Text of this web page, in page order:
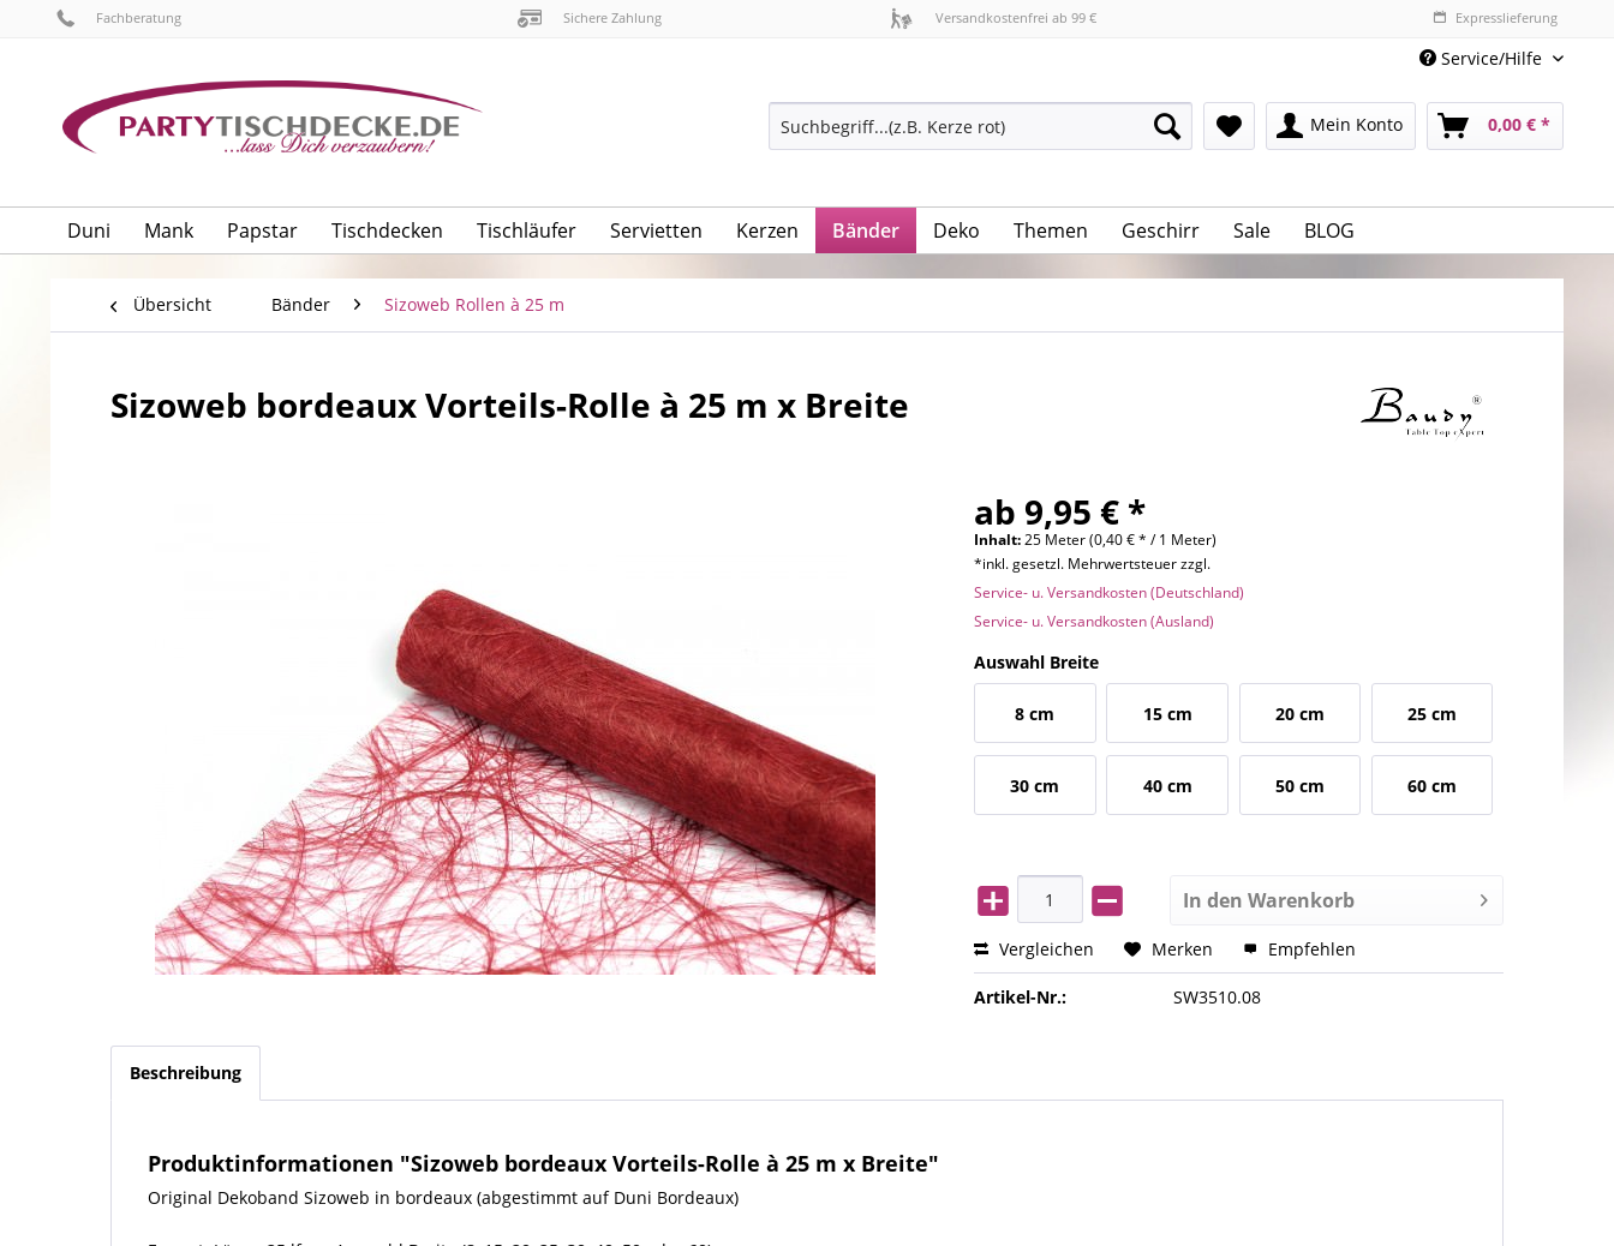
Fachberatung Sichere Zahlung Versandkostenfrei ab 99 € Expresslieferung
Service/Hilfe
Mein Konto 0,00 € *
Duni Mank Papstar Tischdecken Tischläufer Servietten Kerzen Bänder Deko Themen Geschirr Sale BLOG
Übersicht Bänder Sizoweb Rollen à 25 m
Sizoweb bordeaux Vorteils-Rolle à 25 m x Breite
ab 9,95 € *
Inhalt:25 Meter (0,40 € * / 1 Meter)
*inkl. gesetzl. Mehrwertsteuer zzgl.
Service- u. Versandkosten (Deutschland)
Service- u. Versandkosten (Ausland)
Auswahl Breite
8 cm 15 cm 20 cm 25 cm
30 cm 40 cm 50 cm 60 cm
In den Warenkorb
Vergleichen Merken Empfehlen
Artikel-Nr.: SW3510.08
Beschreibung
Produktinformationen "Sizoweb bordeaux Vorteils-Rolle à 25 m x Breite"
Original Dekoband Sizoweb in bordeaux (abgestimmt auf Duni Bordeaux)